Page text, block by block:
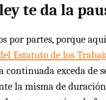
te da la
por partes, porque
Estatuto de los
continuada exceda de
la misma de